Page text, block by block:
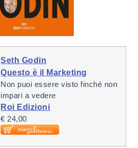
Seth Godin
Questo è il Marketing
Non puoi essere visto finché non
impari a vedere
Roi Edizioni
€ 24,00